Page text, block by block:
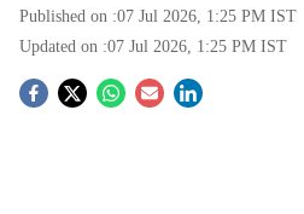
Published on :07 Jul 2026, 1:25 PM IST
Updated on :07 Jul 2026, 1:25 PM IST
S